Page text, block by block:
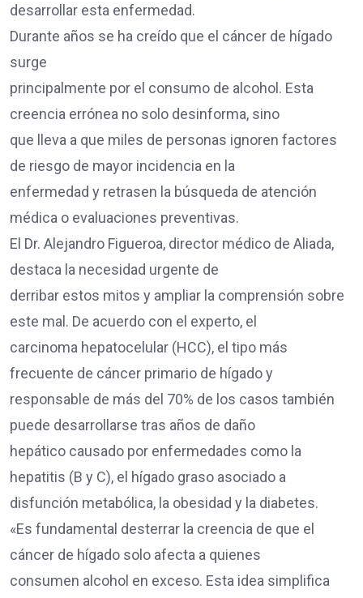
desarrollar esta enfermedad.
Durante años se ha creído que el cáncer de hígado
surge
principalmente por el consumo de alcohol. Esta
creencia errónea no solo desinforma, sino
que lleva a que miles de personas ignoren factores
de riesgo de mayor incidencia en la
enfermedad y retrasen la búsqueda de atención
médica o evaluaciones preventivas.
El Dr. Alejandro Figueroa, director médico de Aliada,
destaca la necesidad urgente de
derribar estos mitos y ampliar la comprensión sobre
este mal. De acuerdo con el experto, el
carcinoma hepatocelular (HCC), el tipo más
frecuente de cáncer primario de hígado y
responsable de más del 70% de los casos también
puede desarrollarse tras años de daño
hepático causado por enfermedades como la
hepatitis (B y C), el hígado graso asociado a
disfunción metabólica, la obesidad y la diabetes.
«Es fundamental desterrar la creencia de que el
cáncer de hígado solo afecta a quienes
consumen alcohol en exceso. Esta idea simplifica